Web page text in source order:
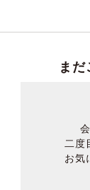
まだ
二度
お気